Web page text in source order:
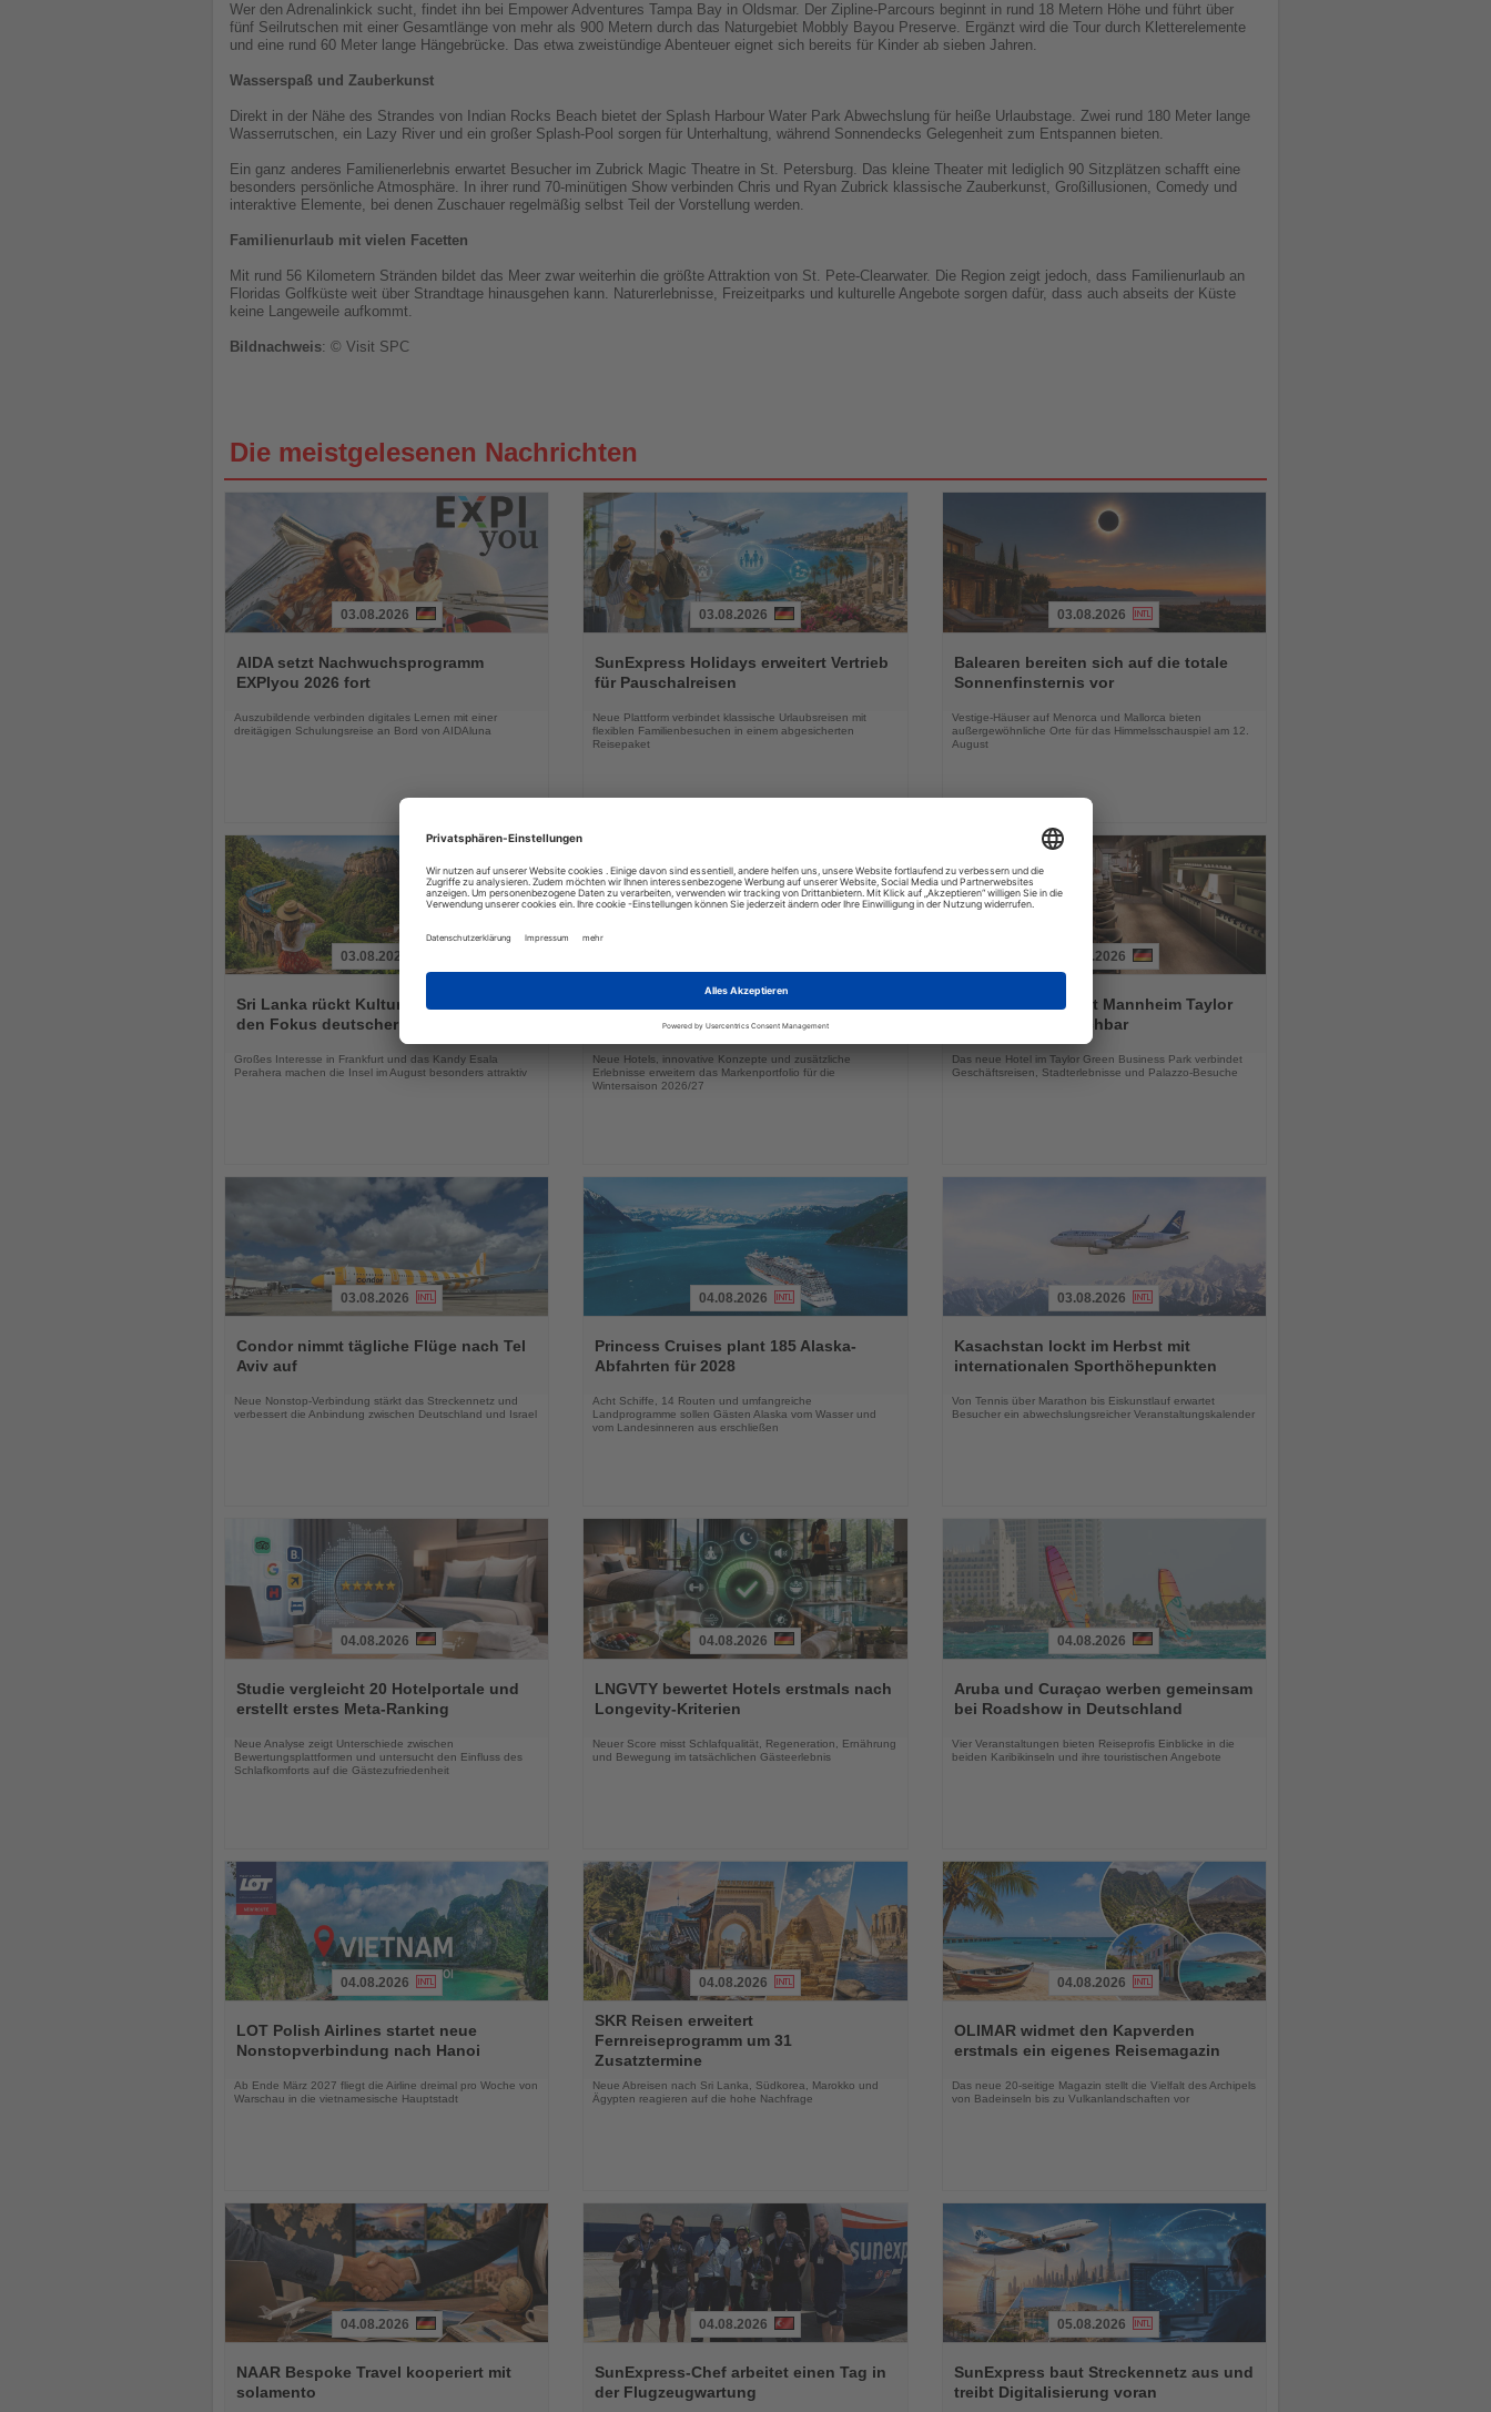
Wer den Adrenalinkick sucht, findet ihn bei Empower Adventures Tampa Bay in Oldsmar. Der Zipline-Parcours beginnt in rund 18 Metern Höhe und führt über
fünf Seilrutschen mit einer Gesamtlänge von mehr als 900 Metern durch das Naturgebiet Mobbly Bayou Preserve. Ergänzt wird die Tour durch Kletterelemente
und eine rund 60 Meter lange Hängebrücke. Das etwa zweistündige Abenteuer eignet sich bereits für Kinder ab sieben Jahren.
Wasserspaß und Zauberkunst
Direkt in der Nähe des Strandes von Indian Rocks Beach bietet der Splash Harbour Water Park Abwechslung für heiße Urlaubstage. Zwei rund 180 Meter lange
Wasserrutschen, ein Lazy River und ein großer Splash-Pool sorgen für Unterhaltung, während Sonnendecks Gelegenheit zum Entspannen bieten.
Ein ganz anderes Familienerlebnis erwartet Besucher im Zubrick Magic Theatre in St. Petersburg. Das kleine Theater mit lediglich 90 Sitzplätzen schafft eine
besonders persönliche Atmosphäre. In ihrer rund 70-minütigen Show verbinden Chris und Ryan Zubrick klassische Zauberkunst, Großillusionen, Comedy und
interaktive Elemente, bei denen Zuschauer regelmäßig selbst Teil der Vorstellung werden.
Familienurlaub mit vielen Facetten
Mit rund 56 Kilometern Stränden bildet das Meer zwar weiterhin die größte Attraktion von St. Pete-Clearwater. Die Region zeigt jedoch, dass Familienurlaub an
Floridas Golfküste weit über Strandtage hinausgehen kann. Naturerlebnisse, Freizeitparks und kulturelle Angebote sorgen dafür, dass auch abseits der Küste
keine Langeweile aufkommt.
Bildnachweis: © Visit SPC
Die meistgelesenen Nachrichten
Sie
die
Nachrichten
03.08.2026
AIDA setzt Nachwuchsprogramm
EXPIyou 2026 fort
Auszubildende verbinden digitales Lernen mit einer
dreitägigen Schulungsreise an Bord von AIDAluna
Sie
die
03.08.2026
SunExpress Holidays erweitert Vertrieb
für Pauschalreisen
Neue Plattform verbindet klassische Urlaubsreisen mit
flexiblen Familienbesuchen in einem abgesicherten
Reisepaket
Sie
die
03.08.2026
Balearen bereiten sich auf die totale
Sonnenfinsternis vor
Vestige-Häuser auf Menorca und Mallorca bieten
außergewöhnliche Orte für das Himmelsschauspiel am 12.
August
Sie
die
03.08.2026
Sri Lanka rückt Kultur und Vielfalt in
den Fokus deutscher Urlauber
Großes Interesse in Frankfurt und das Kandy Esala
Perahera machen die Insel im August besonders attraktiv
Winterangebot deutlich aus
Neue Hotels, innovative Konzepte und zusätzliche
Erlebnisse erweitern das Markenportfolio für die
Wintersaison 2026/27
03.08.2026
Essential by Dorint Mannheim Taylor
Park ab sofort buchbar
Das neue Hotel im Taylor Green Business Park verbindet
Geschäftsreisen, Stadterlebnisse und Palazzo-Besuche
Sie
die
03.08.2026
Condor nimmt tägliche Flüge nach Tel
Aviv auf
Neue Nonstop-Verbindung stärkt das Streckennetz und
verbessert die Anbindung zwischen Deutschland und Israel
Sie
die
04.08.2026
Princess Cruises plant 185 Alaska-
Abfahrten für 2028
Acht Schiffe, 14 Routen und umfangreiche
Landprogramme sollen Gästen Alaska vom Wasser und
vom Landesinneren aus erschließen
Sie
die
03.08.2026
Kasachstan lockt im Herbst mit
internationalen Sporthöhepunkten
Von Tennis über Marathon bis Eiskunstlauf erwartet
Besucher ein abwechslungsreicher Veranstaltungskalender
Sie
die
04.08.2026
Studie vergleicht 20 Hotelportale und
erstellt erstes Meta-Ranking
Neue Analyse zeigt Unterschiede zwischen
Bewertungsplattformen und untersucht den Einfluss des
Schlafkomforts auf die Gästezufriedenheit
Sie
die
Nachrichten
04.08.2026
LNGVTY bewertet Hotels erstmals nach
Longevity-Kriterien
Neuer Score misst Schlafqualität, Regeneration, Ernährung
und Bewegung im tatsächlichen Gästeerlebnis
Sie
die
04.08.2026
Aruba und Curaçao werben gemeinsam
bei Roadshow in Deutschland
Vier Veranstaltungen bieten Reiseprofis Einblicke in die
beiden Karibikinseln und ihre touristischen Angebote
Sie
die
Nachrichten
04.08.2026
LOT Polish Airlines startet neue
Nonstopverbindung nach Hanoi
Ab Ende März 2027 fliegt die Airline dreimal pro Woche von
Warschau in die vietnamesische Hauptstadt
Sie
die
Nachrichten
04.08.2026
SKR Reisen erweitert
Fernreiseprogramm um 31
Zusatztermine
Neue Abreisen nach Sri Lanka, Südkorea, Marokko und
Ägypten reagieren auf die hohe Nachfrage
Sie
die
04.08.2026
OLIMAR widmet den Kapverden
erstmals ein eigenes Reisemagazin
Das neue 20-seitige Magazin stellt die Vielfalt des Archipels
von Badeinseln bis zu Vulkanlandschaften vor
Sie
die
04.08.2026
NAAR Bespoke Travel kooperiert mit
solamento
Sie
die
Nachrichten
04.08.2026
SunExpress-Chef arbeitet einen Tag in
der Flugzeugwartung
Sie
die
Nachrichten
05.08.2026
SunExpress baut Streckennetz aus und
treibt Digitalisierung voran